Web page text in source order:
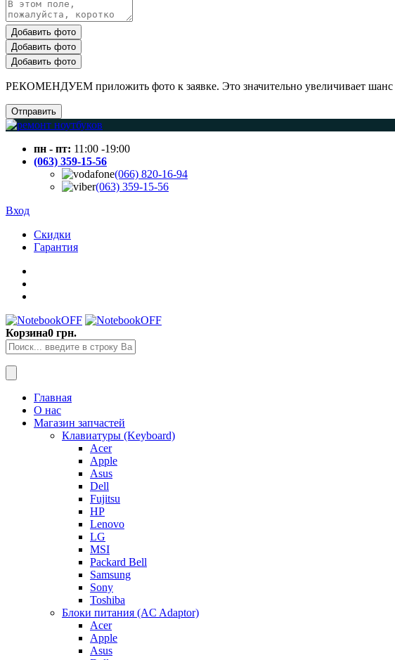
Добавить фото
Добавить фото
Добавить фото
РЕКОМЕНДУЕМ приложить фото к заявке. Это значительно увеличивает шанс
Отправить
пн - пт: 11:00 -19:00
(063) 359-15-56
(066) 820-16-94
(063) 359-15-56
Вход
Скидки
Гарантия
Корзина0 грн.
Главная
О нас
Магазин запчастей
Клавиатуры (Keyboard)
Acer
Apple
Asus
Dell
Fujitsu
HP
Lenovo
LG
MSI
Packard Bell
Samsung
Sony
Toshiba
Блоки питания (AC Adaptor)
Acer
Apple
Asus